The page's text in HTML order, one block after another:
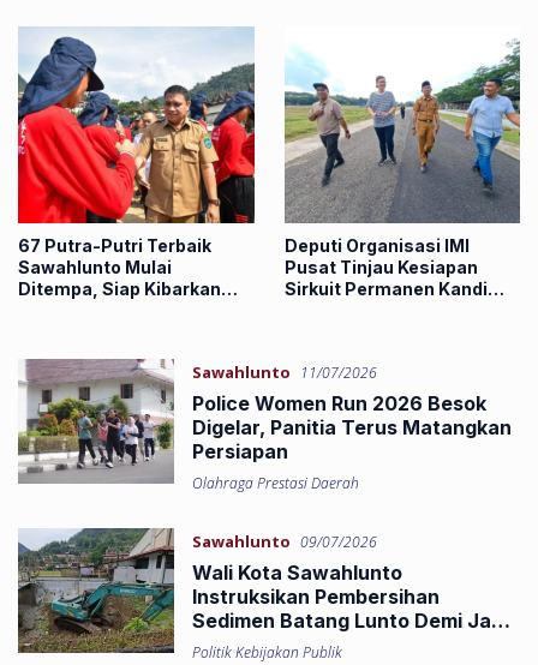
67 Putra-Putri Terbaik
Sawahlunto Mulai
Ditempa, Siap Kibarkan
Deputi Organisasi IMI
Pusat Tinjau Kesiapan
Sirkuit Permanen Kandi
Sawahlunto 11/07/2026
Police Women Run 2026 Besok
Digelar, Panitia Terus Matangkan
Persiapan
Olahraga Prestasi Daerah
Sawahlunto 09/07/2026
Wali Kota Sawahlunto
Instruksikan Pembersihan
Sedimen Batang Lunto Demi Jaga
Keasrian Kota Tua
Politik Kebijakan Publik